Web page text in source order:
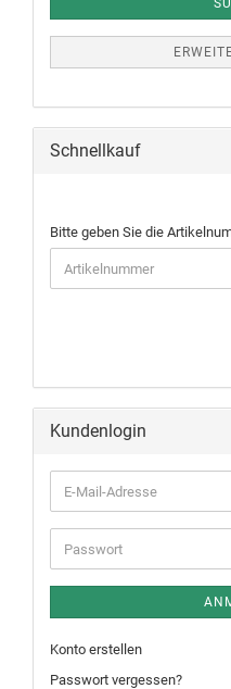
Schnellkauf
Bitte geben Sie die
Kundenlogin
Konto erstellen
Passwort vergessen?